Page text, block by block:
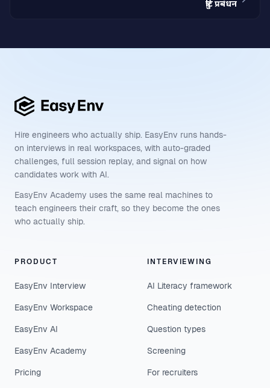
त्रुटि प्रबंधन
Hire engineers who actually ship. EasyEnv runs hands-
on interviews in real workspaces, with auto-graded
challenges, full session replay, and signal on how
candidates work with AI.
EasyEnv Academy uses the same real machines to
teach engineers their craft, so they become the ones
who actually ship.
PRODUCT
EasyEnv Interview
EasyEnv Workspace
EasyEnv AI
EasyEnv Academy
Pricing
INTERVIEWING
AI Literacy framework
Cheating detection
Question types
Screening
For recruiters